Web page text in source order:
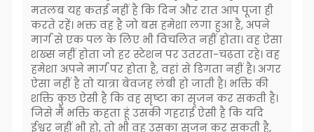
मतलब यह कतई नहीं है कि दिन और रात आप पूजा ही
करते रहें। भक्त वह है जो बस हमेशा लगा हुआ है, अपने
मार्ग से एक पल के लिए भी विचलित नहीं होता। वह ऐसा
शख्स नहीं होता जो हर स्टेशन पर उतरता-चढ़ता रहे। वह
हमेशा अपने मार्ग पर होता है, वहां से डिगता नहीं है। अगर
ऐसा नहीं है तो यात्रा बेवजह लंबी हो जाती है। भक्ति की
शक्ति कुछ ऐसी है कि वह सृष्टा का सृजन कर सकती है।
जिसे मैं भक्ति कहता हूं उसकी गहराई ऐसी है कि यदि
ईश्वर नहीं भी हो, तो भी वह उसका सृजन कर सकती है,